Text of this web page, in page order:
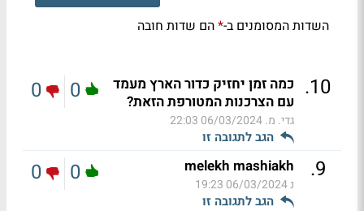
השדות המסומנים ב-*הם שדות חובה
10
. כמה זמן יחזיק כדור הארץ מעמד
עם הצרכנות המטורפת הזאת?
גדי. מ.06/03/2024 22:03
הגב לתגובה זו
0
0
9
.
melekh mashiakh
נ06/03/2024 19:23
הגב לתגובה זו
0
0